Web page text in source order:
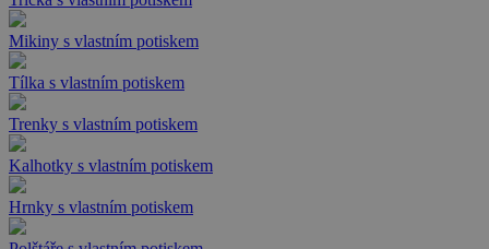
Mikiny s vlastním potiskem
Tílka s vlastním potiskem
Trenky s vlastním potiskem
Kalhotky s vlastním potiskem
Hrnky s vlastním potiskem